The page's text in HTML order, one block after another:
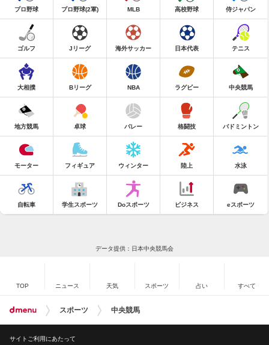
プロ野球 プロ野球(2軍) MLB 高校野球 侍ジャパン
ゴルフ Jリーグ 海外サッカー 日本代表 テニス
大相撲 Bリーグ NBA ラグビー 中央競馬
地方競馬 卓球 バレー 格闘技 バドミントン
モーター フィギュア ウィンター 陸上 水泳
自転車 学生スポーツ Doスポーツ ビジネス eスポーツ
データ提供：日本中央競馬会
TOP ニュース 天気 スポーツ 占い すべて
スポーツ 中央競馬
サイトご利用にあたって